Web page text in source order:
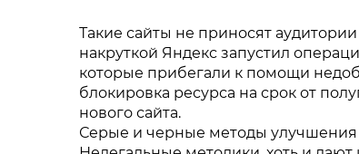
Такие сайты не приносят
накруткой Яндекс запустил
которые прибегали к помощи
блокировка ресурса на срок от
нового сайта.
Серые и черные методы улучшения